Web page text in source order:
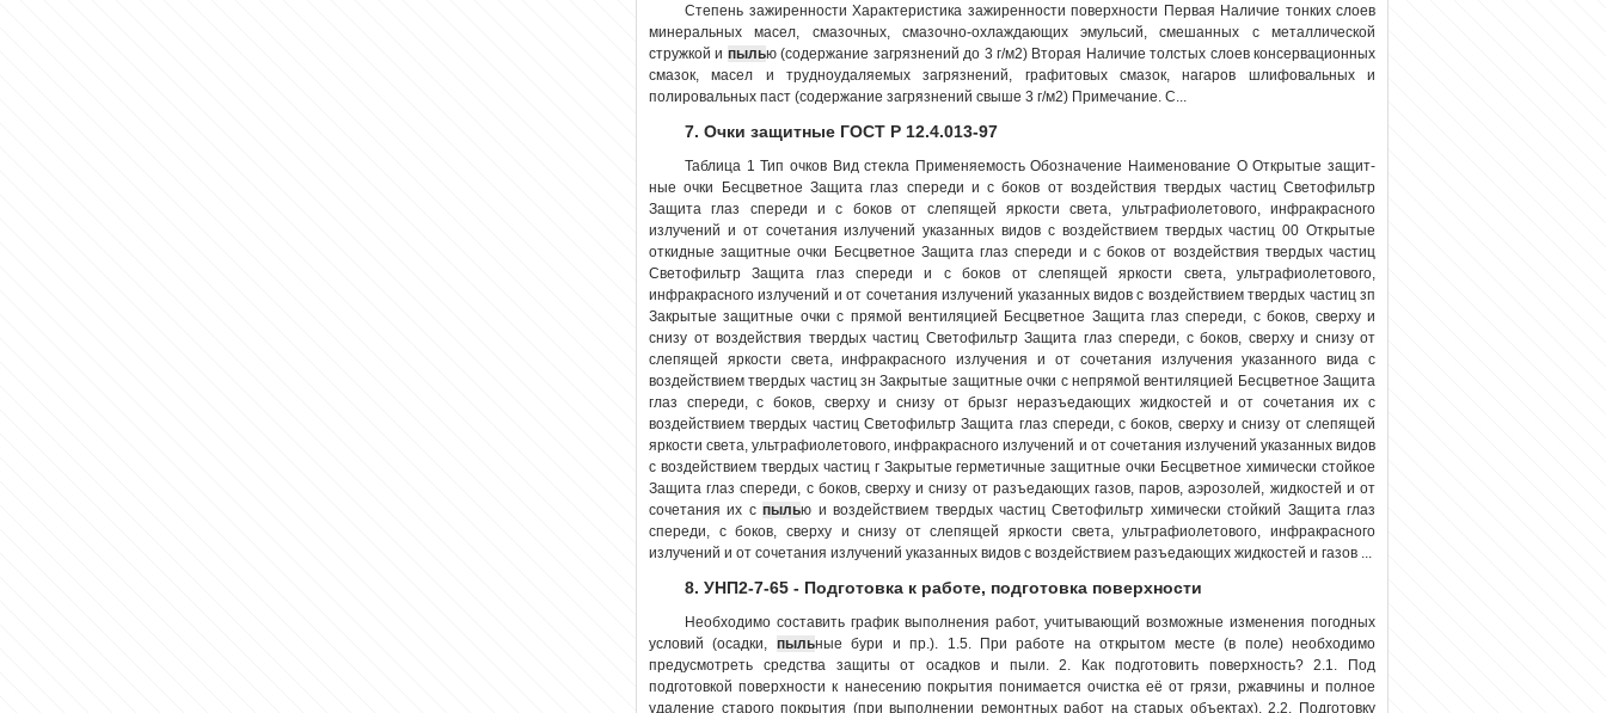
Степень зажиренности Характеристика зажиренности поверхности Первая Наличие тонких слоев
минеральных масел, смазочных, смазочно-охлаждающих эмульсий, смешанных с металлической
стружкой и пылью (содержание загрязнений до 3 г/м2) Вторая Наличие толстых слоев консервационных
смазок, масел и трудноудаляемых загрязнений, графитовых смазок, нагаров шлифовальных и
полировальных паст (содержание загрязнений свыше 3 г/м2) Примечание. С...
7. Очки защитные ГОСТ Р 12.4.013-97
Таблица 1 Тип очков Вид стекла Применяемость Обозна­чение Наименование О Открытые защит­
ные очки Бесцветное Защита глаз спереди и с боков от воздействия твердых частиц Светофильтр
Защита глаз спереди и с боков от слепящей яркости света, ультрафиолетового, инфракрасного
излучений и от сочетания излучений указанных видов с воздействием твердых частиц 00 Открытые
откид­ные защитные очки Бесцветное Защита глаз спереди и с боков от воздействия твердых частиц
Светофильтр Защита глаз спереди и с боков от слепящей яркости света, ультрафиолетового,
инфракрасного излучений и от сочетания излучений указанных видов с воздействием твердых частиц зп
Закрытые защит­ные очки с прямой вентиляцией Бесцветное Защита глаз спереди, с боков, сверху и
снизу от воздействия твердых частиц Светофильтр Защита глаз спереди, с боков, сверху и снизу от
слепящей яркости света, инфракрасного излучения и от сочетания излучения указанного вида с
воздействием твердых частиц зн Закрытые защит­ные очки с непря­мой вентиляцией Бесцветное Защита
глаз спереди, с боков, сверху и снизу от брызг неразъедающих жидкостей и от сочетания их с
воздействием твердых частиц Светофильтр Защита глаз спереди, с боков, сверху и снизу от слепящей
яркости света, ультрафиолетового, инфракрасного излучений и от сочетания излучений указанных видов
с воздействием твердых частиц г Закрытые герме­тичные защитные очки Бесцветное хими­чески стойкое
Защита глаз спереди, с боков, сверху и снизу от разъедающих газов, паров, аэрозолей, жидкостей и от
сочетания их спылью и воздействием твердых частиц Светофильтр хи­мически стойкий Защита глаз
спереди, с боков, сверху и снизу от слепящей яркости света, ультрафиолетового, инфракрасного
излучений и от сочетания излучений указанных видов с воздействием разъедающих жидкостей и газов ...
8. УНП2-7-65 - Подготовка к работе, подготовка поверхности
Необходимо составить график выполнения работ, учитывающий возможные изменения погодных
условий (осадки, пыльные бури и пр.). 1.5. При работе на открытом месте (в поле) необходимо
предусмотреть средства защиты от осадков и пыли. 2. Как подготовить поверхность? 2.1. Под
подготовкой поверхности к нанесению покрытия понимается очистка её от грязи, ржавчины и полное
удаление старого покрытия (при выполнении ремонтных работ на старых объектах). 2.2. Подготовку